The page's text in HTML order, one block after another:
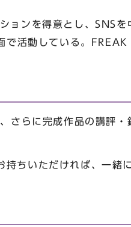
ョンを得意とし、SNSを
で活動している。FREAK
さらに完成作品の講評・
ちいただければ、一緒